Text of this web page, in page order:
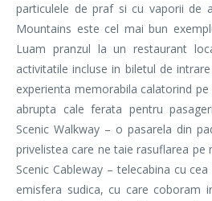
particulele de praf si cu vaporii de
Mountains este cel mai bun
Luam pranzul la un restaurant
activitatile incluse in biletul de
experienta memorabila calatorind pe
abrupta cale ferata pentru
Scenic Walkway – o pasarela din
privelistea care ne taie rasuflarea pe
Scenic Cableway – telecabina cu
emisfera sudica, cu care coboram